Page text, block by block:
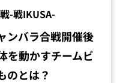
-戦IKUSA-
ンバラ合戦開催後
を動かすチームビ
のとは？